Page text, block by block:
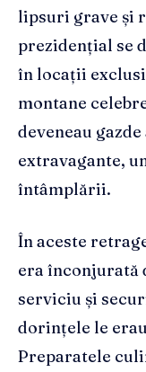
lipsuri grave și
prezidențial se
în locații
montane
deveneau
extravagante,
întâmplării.
În aceste
era înconjurată
serviciu și
dorințele le
Preparatele